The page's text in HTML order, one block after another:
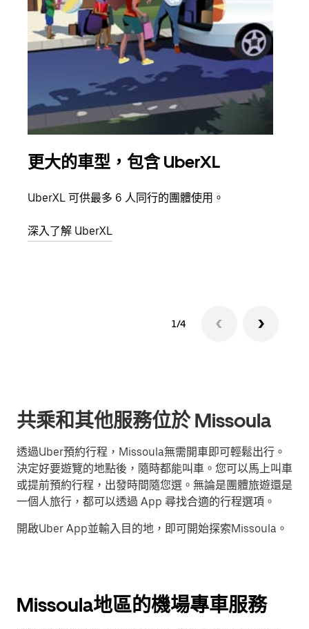
更大的車型，包含 UberXL
UberXL 可供最多 6 人同行的團體使用。
深入了解 UberXL
1/4
共乘和其他服務位於 Missoula
透過Uber預約行程，Missoula無需開車即可輕鬆出行。
決定好要遊覽的地點後，隨時都能叫車。您可以馬上叫車
或提前預約行程，出發時間隨您選。無論是團體旅遊還是
一個人旅行，都可以透過 App 尋找合適的行程選項。
開啟Uber App並輸入目的地，即可開始探索Missoula。
Missoula地區的機場專車服務